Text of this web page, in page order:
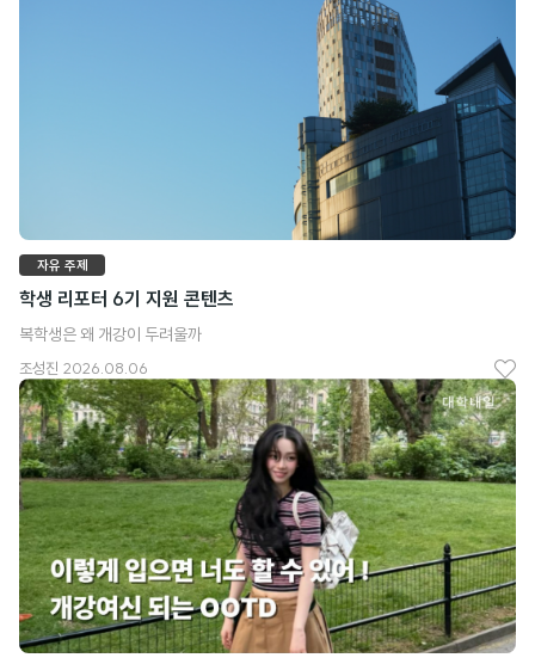
요
자유 주제
학생 리포터 6기 지원 콘텐츠
복학생은 왜 개강이 두려울까
조성진 2026.08.06
좋
아
요